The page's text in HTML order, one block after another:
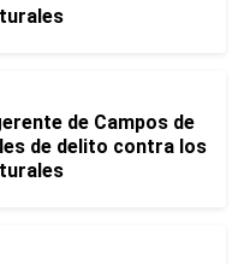
de Campos de
de delito contra los